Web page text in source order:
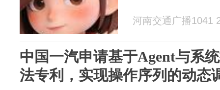
河南交通广播1041
中国一汽申请基于Agent与系
法专利，实现操作序列的动态